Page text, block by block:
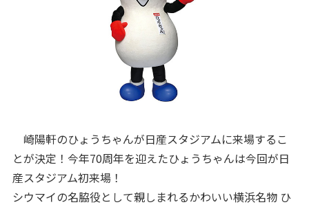
崎陽軒のひょうちゃんが日産スタジアムに来場するこ
とが決定！今年70周年を迎えたひょうちゃんは今回が日
産スタジアム初来場！
シウマイの名脇役として親しまれるかわいい横浜名物 ひ